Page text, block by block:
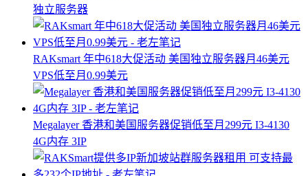
独立服务器
RAKsmart 年中618大促活动 美国独立服务器月46美元
VPS低至月0.99美元
Megalayer 香港和美国服务器促销低至月299元 I3-4130
4G内存 3IP